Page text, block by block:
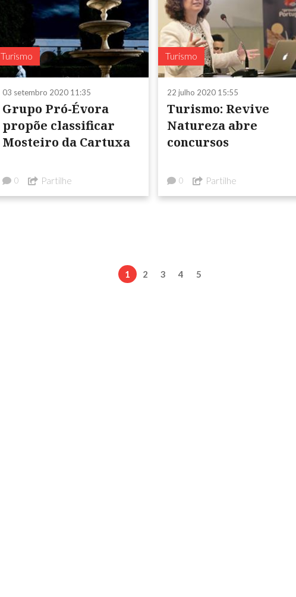
Turismo
03 setembro 2020 11:35
Grupo Pró-Évora
propõe classificar
Mosteiro da Cartuxa
0 Partilhe
Turismo
22 julho 2020 15:55
Turismo: Revive
Natureza abre
concursos
0 Partilhe
1 2 3 4 5